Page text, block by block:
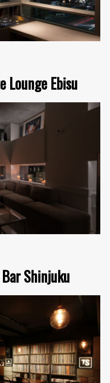
Lounge Ebisu
Shinjuku